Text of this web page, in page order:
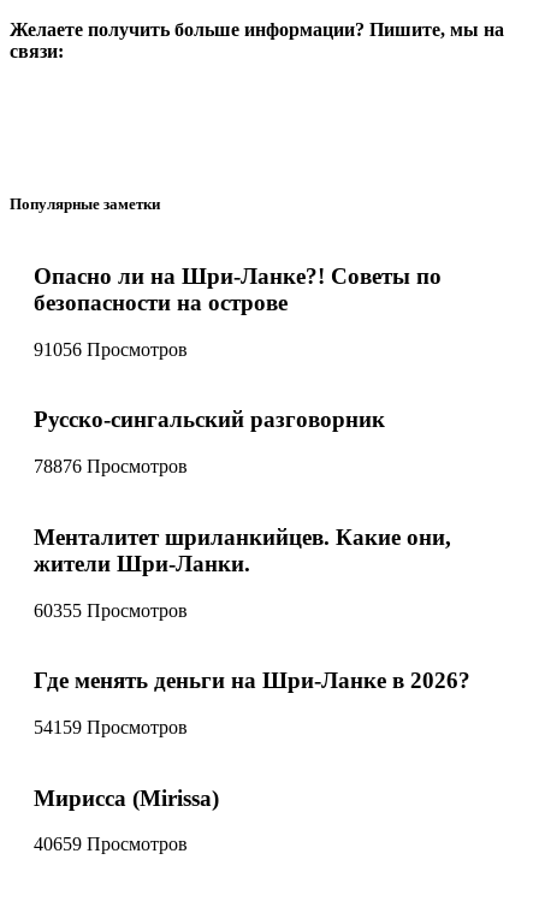
Желаете получить больше информации? Пишите, мы на
связи:
Популярные заметки
Опасно ли на Шри-Ланке?! Советы по
безопасности на острове
91056 Просмотров
Русско-сингальский разговорник
78876 Просмотров
Менталитет шриланкийцев. Какие они,
жители Шри-Ланки.
60355 Просмотров
Где менять деньги на Шри-Ланке в 2026?
54159 Просмотров
Мирисса (Mirissa)
40659 Просмотров